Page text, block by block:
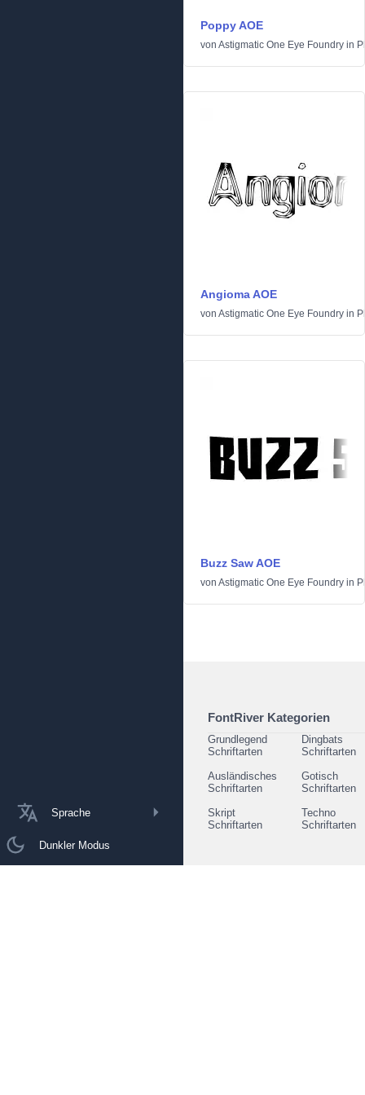
Sprache
Dunkler Modus
Poppy AOE
von Astigmatic One Eye Foundry in
Angioma AOE
von Astigmatic One Eye Foundry in
Buzz Saw AOE
von Astigmatic One Eye Foundry in
FontRiver Kategorien
Grundlegend
Schriftarten
Dingbats
Schriftarten
Ausländisches
Schriftarten
Gotisch
Schriftarten
Skript
Schriftarten
Techno
Schriftarten